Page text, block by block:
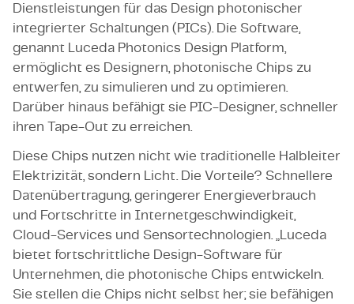
Dienstleistungen für das Design photonischer
integrierter Schaltungen (PICs). Die Software,
genannt Luceda Photonics Design Platform,
ermöglicht es Designern, photonische Chips zu
entwerfen, zu simulieren und zu optimieren.
Darüber hinaus befähigt sie PIC-Designer, schneller
ihren Tape-Out zu erreichen.
Diese Chips nutzen nicht wie traditionelle Halbleiter
Elektrizität, sondern Licht. Die Vorteile? Schnellere
Datenübertragung, geringerer Energieverbrauch
und Fortschritte in Internetgeschwindigkeit,
Cloud-Services und Sensortechnologien. „Luceda
bietet fortschrittliche Design-Software für
Unternehmen, die photonische Chips entwickeln.
Sie stellen die Chips nicht selbst her; sie befähigen